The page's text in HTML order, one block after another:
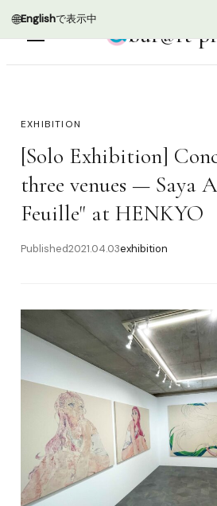
🌐Englishで表示中
bur@rt
EXHIBITION
[Solo Exhibition]
three venues — Saya
Feuille" at HENKYO
Published2021.04.03exhibition